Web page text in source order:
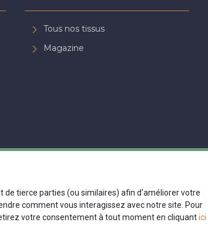
Tous nos tissus
Magazine
: 23/04/2025 08:49
de tierce parties (ou similaires) afin d'améliorer votre
comment vous interagissez avec notre site. Pour
votre consentement à tout moment en cliquantici